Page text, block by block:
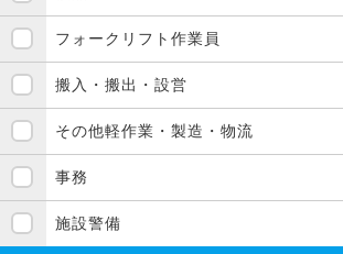
フォークリフト作業員
搬入・搬出・設営
その他軽作業・製造・物流
事務
施設警備